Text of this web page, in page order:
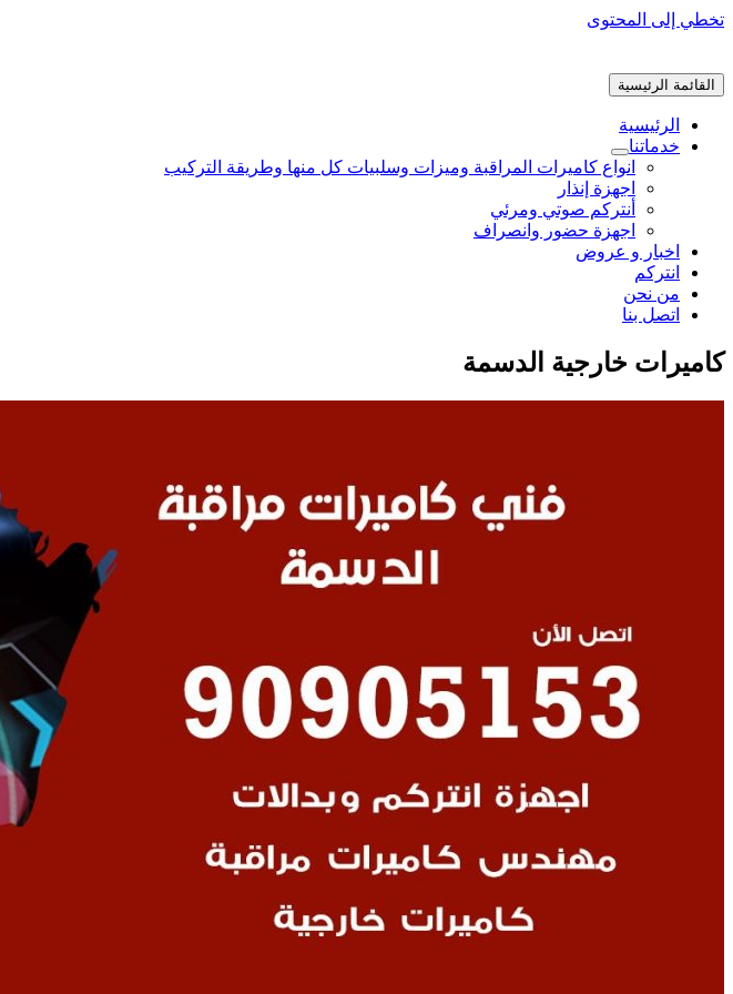
تخطي إلى المحتوى
القائمة الرئيسية
الرئيسية
خدماتنا
انواع كاميرات المراقبة وميزات وسلبيات كل منها وطريقة التركيب
اجهزة إنذار
أنتركم صوتي ومرئي
اجهزة حضور وانصراف
اخبار و عروض
انتركم
من نحن
اتصل بنا
كاميرات خارجية الدسمة